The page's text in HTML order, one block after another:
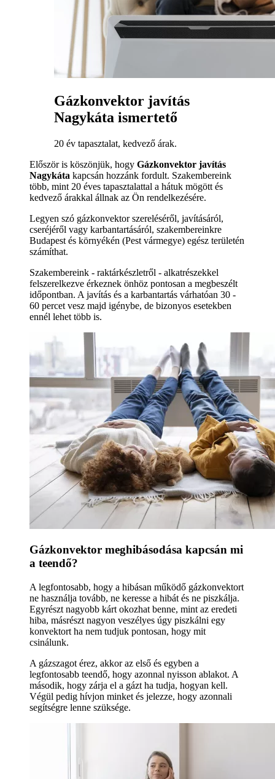
Gázkonvektor javítás
Nagykáta ismertető
20 év tapasztalat, kedvező árak.
Először is köszönjük, hogy Gázkonvektor javítás
Nagykáta kapcsán hozzánk fordult. Szakembereink
több, mint 20 éves tapasztalattal a hátuk mögött és
kedvező árakkal állnak az Ön rendelkezésére.
Legyen szó gázkonvektor szereléséről, javításáról,
cseréjéről vagy karbantartásáról, szakembereinkre
Budapest és környékén (Pest vármegye) egész területén
számíthat.
Szakembereink - raktárkészletről - alkatrészekkel
felszerelkezve érkeznek önhöz pontosan a megbeszélt
időpontban. A javítás és a karbantartás várhatóan 30 -
60 percet vesz majd igénybe, de bizonyos esetekben
ennél lehet több is.
Gázkonvektor meghibásodása kapcsán mi
a teendő?
A legfontosabb, hogy a hibásan működő gázkonvektort
ne használja tovább, ne keresse a hibát és ne piszkálja.
Egyrészt nagyobb kárt okozhat benne, mint az eredeti
hiba, másrészt nagyon veszélyes úgy piszkálni egy
konvektort ha nem tudjuk pontosan, hogy mit
csinálunk.
A gázszagot érez, akkor az első és egyben a
legfontosabb teendő, hogy azonnal nyisson ablakot. A
második, hogy zárja el a gázt ha tudja, hogyan kell.
Végül pedig hívjon minket és jelezze, hogy azonnali
segítségre lenne szüksége.